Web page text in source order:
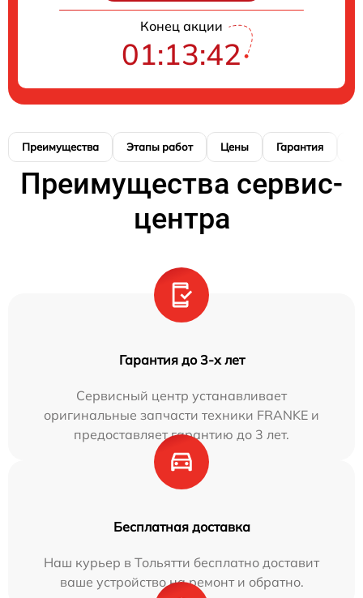
Конец акции
01:13:41
Преимущества Этапы работ Цены Гарантия
Преимущества сервис-
центра
Гарантия до 3-х лет
Сервисный центр устанавливает
оригинальные запчасти техники FRANKE и
предоставляет гарантию до 3 лет.
Бесплатная доставка
Наш курьер в Тольятти бесплатно доставит
ваше устройство на ремонт и обратно.